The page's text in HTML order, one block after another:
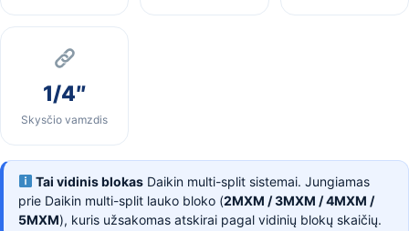
1/4″
Skysčio vamzdis
Tai vidinis blokasDaikin multi-split sistemai. Jungiamas
prie Daikin multi-split lauko bloko (2MXM / 3MXM / 4MXM /
5MXM), kuris užsakomas atskirai pagal vidinių blokų skaičių.